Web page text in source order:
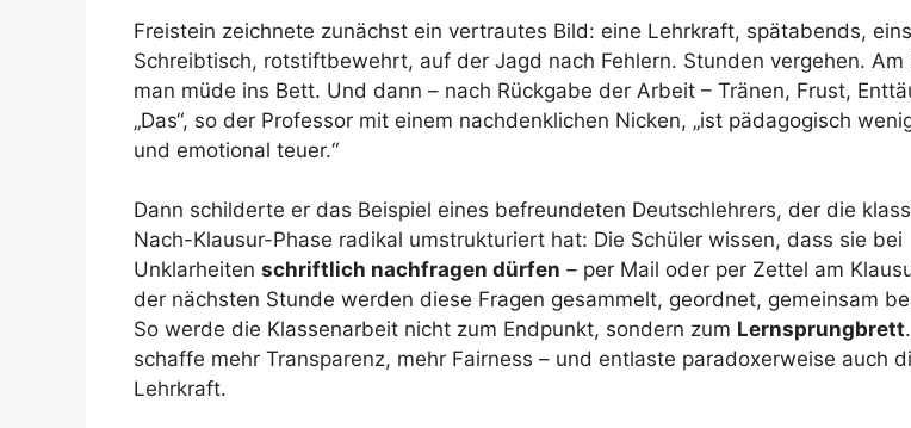
Freistein zeichnete zunächst ein vertrautes Bild: eine Lehrkraft, spätabends,
Schreibtisch, rotstiftbewehrt, auf der Jagd nach Fehlern. Stunden vergehen. Am
man müde ins Bett. Und dann – nach Rückgabe der Arbeit – Tränen, Frust,
„Das“, so der Professor mit einem nachdenklichen Nicken, „ist pädagogisch
und emotional teuer.“
Dann schilderte er das Beispiel eines befreundeten Deutschlehrers, der die
Nach-Klausur-Phase radikal umstrukturiert hat: Die Schüler wissen, dass sie bei
Unklarheiten schriftlich nachfragen dürfen – per Mail oder per Zettel am
der nächsten Stunde werden diese Fragen gesammelt, geordnet, gemeinsam
So werde die Klassenarbeit nicht zum Endpunkt, sondern zum Lernsprungbrett
schaffe mehr Transparenz, mehr Fairness – und entlaste paradoxerweise auch
Lehrkraft.